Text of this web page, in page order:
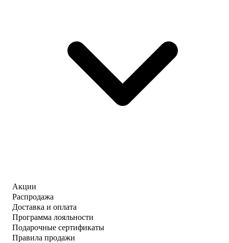
Акции
Распродажа
Доставка и оплата
Программа лояльности
Подарочные сертификаты
Правила продажи